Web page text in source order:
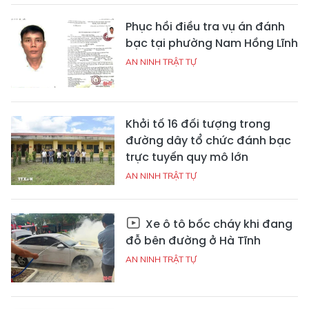
Phục hồi điều tra vụ án đánh
bạc tại phường Nam Hồng Lĩnh
AN NINH TRẬT TỰ
Khởi tố 16 đối tượng trong
đường dây tổ chức đánh bạc
trực tuyến quy mô lớn
AN NINH TRẬT TỰ
Xe ô tô bốc cháy khi đang
đỗ bên đường ở Hà Tĩnh
AN NINH TRẬT TỰ